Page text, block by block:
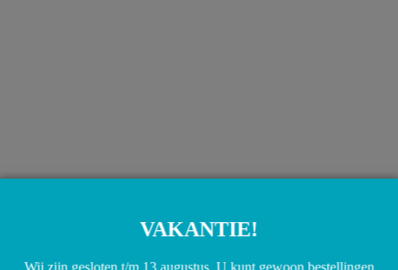
A2036980754 2036980754 Side skirt afdekplaat links W203
VAKANTIE!
Wij zijn gesloten t/m 13 augustus. U kunt gewoon bestellingen